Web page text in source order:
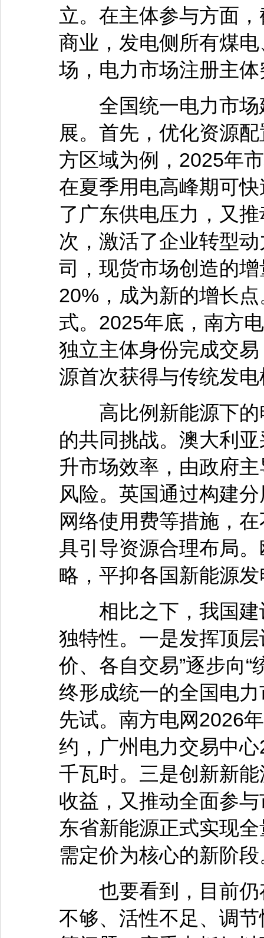
立。在主体参与方面
商业，发电侧所有煤
场，电力市场注册主
全国统一电力市场
展。首先，优化资源
方区域为例，2025年
在夏季用电高峰期可
了广东供电压力，又
次，激活了企业转型
司，现货市场创造的
20%，成为新的增长
式。2025年底，南方
独立主体身份完成交
源首次获得与传统发
高比例新能源下的
的共同挑战。澳大利
升市场效率，由政府
风险。英国通过构建
网络使用费等措施，
具引导资源合理布局
略，平抑各国新能源
相比之下，我国建
独特性。一是发挥顶
价、各自交易”逐步向
终形成统一的全国电
先试。南方电网2026
约，广州电力交易中
千瓦时。三是创新新
收益，又推动全面参
东省新能源正式实现
需定价为核心的新阶段
也要看到，目前仍
不够、活性不足、调